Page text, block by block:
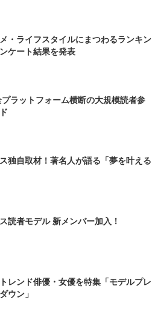
・ライフスタイルにまつわるランキン
ケート結果を発表
ラットフォーム横断の大規模読者参
独自取材！著名人が語る「夢を叶える
読者モデル 新メンバー加入！
レンド俳優・女優を特集「モデルプレ
ウン」